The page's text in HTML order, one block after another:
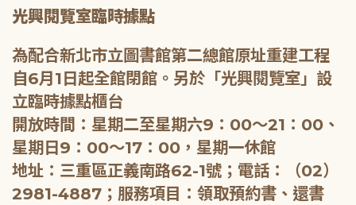
光興閱覽室臨時據點
為配合新北市立圖書館第二總館原址重建工程
自6月1日起全館閉館。另於「光興閱覽室」設
立臨時據點櫃台
開放時間：星期二至星期六9：00～21：00、
星期日9：00～17：00，星期一休館
地址：三重區正義南路62-1號；電話：（02）
2981-4887；服務項目：領取預約書、還書